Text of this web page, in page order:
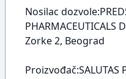
Nosilac
PHARMACEUTICALS
Zorke 2, Beograd